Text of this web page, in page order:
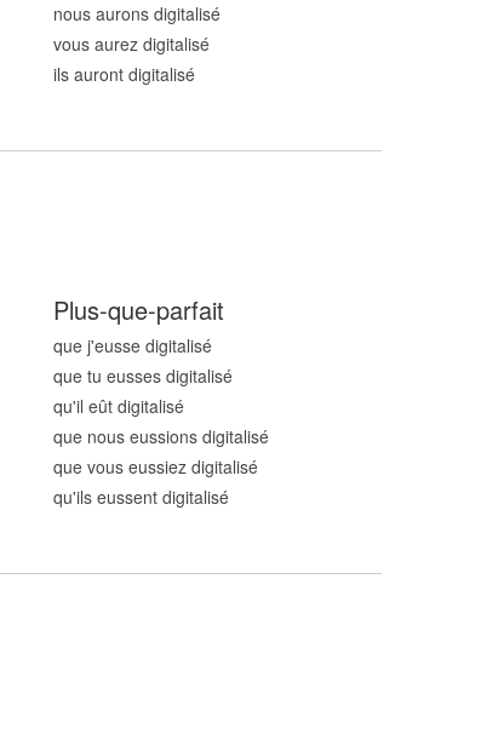
nous aurons digitalisé
vous aurez digitalisé
ils auront digitalisé
Plus-que-parfait
que j'eusse digitalisé
que tu eusses digitalisé
qu'il eût digitalisé
que nous eussions digitalisé
que vous eussiez digitalisé
qu'ils eussent digitalisé